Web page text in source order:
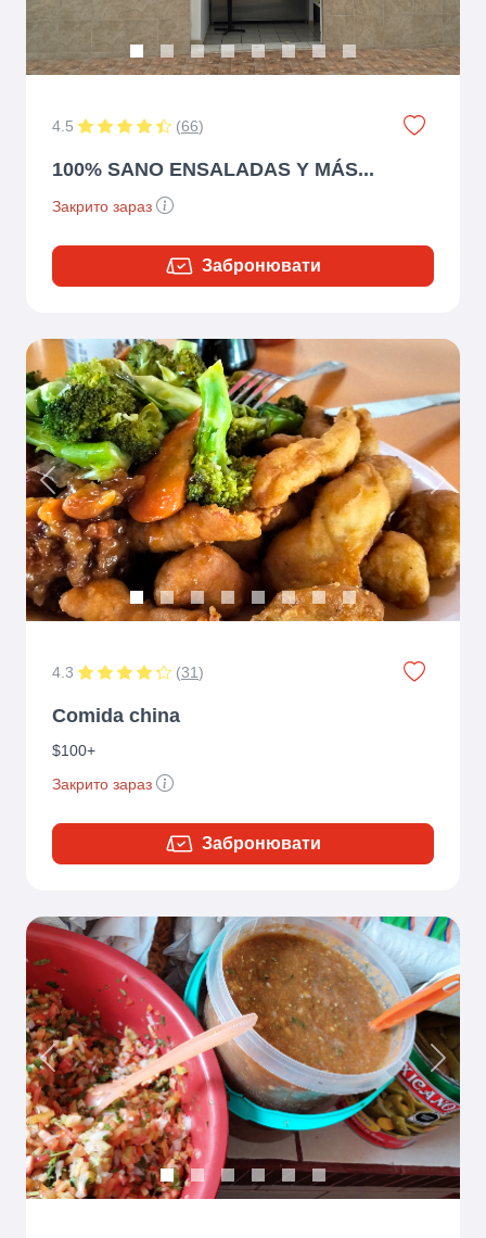
4.5 (66)
100% SANO ENSALADAS Y MÁS...
Закрито зараз
Забронювати
Previous Next
4.3 (31)
Comida china
$100+
Закрито зараз
Забронювати
Previous Next